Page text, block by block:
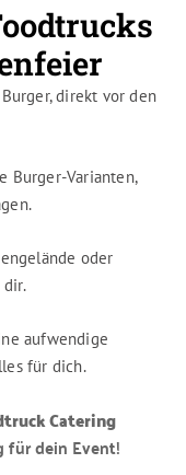
direkt vor den
Burger-Varianten,
oder
aufwendige
für dich.
Catering
für dein Event!